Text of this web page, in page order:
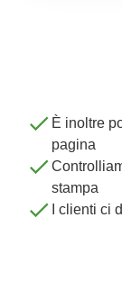
È inoltre
pagina
stampa
I clienti ci